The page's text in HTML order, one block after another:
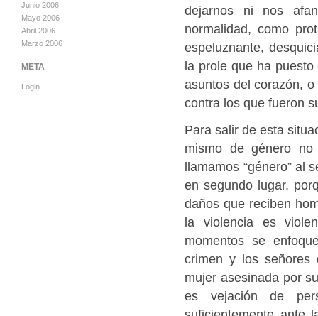
dejarnos ni nos
normalidad, como
espeluznante,
la prole que ha
asuntos del corazón,
contra los que fueron
Para salir de esta
mismo de género
llamamos “género” al
en segundo lugar,
daños que reciben
la violencia es
momentos se
crimen y los señores
mujer asesinada por
es vejación de
Junio 2006
Mayo 2006
Abril 2006
Marzo 2006
META
Login